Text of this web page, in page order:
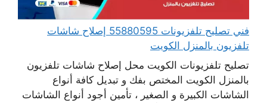
فني تصليح تلفزيونات 55880595 إصلاح شاشات
تلفزيون بالمنزل الكويت
تصليح تلفزيونات الكويت محل إصلاح شاشات تلفزيون
بالمنزل الكويت المختص بفك و تبديل كافة أنواع
الشاشات الكبيرة و الصغير ، تأمين أجود أنواع الشاشات